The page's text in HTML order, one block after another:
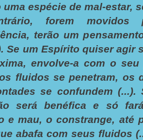
espécie de mal-estar,
forem movidos
terão um
Se um Espírito quiser agir
envolve-a com o
fluidos se penetram, os
se confundem
será benéfica e só
e mau, o constrange, até
abafa com seus fluidos